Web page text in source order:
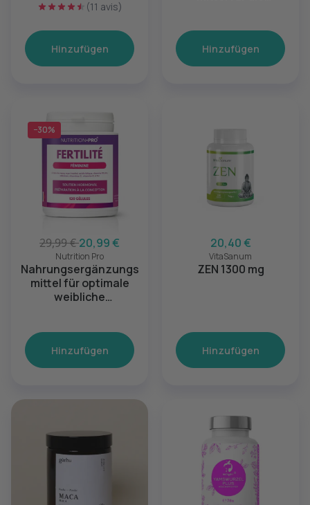
(11 avis)
Hinzufügen Hinzufügen
−30%
29,99 €20,99 €
Nutrition Pro
Nahrungsergänzungs
mittel für optimale
weibliche
Hinzufügen
20,40 €
VitaSanum
ZEN 1300 mg
Hinzufügen